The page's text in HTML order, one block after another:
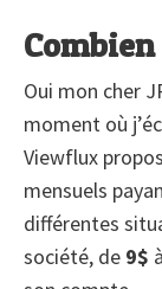
Oui mon cher
moment où
Viewflux
mensuels
différentes
société, de 9$ à